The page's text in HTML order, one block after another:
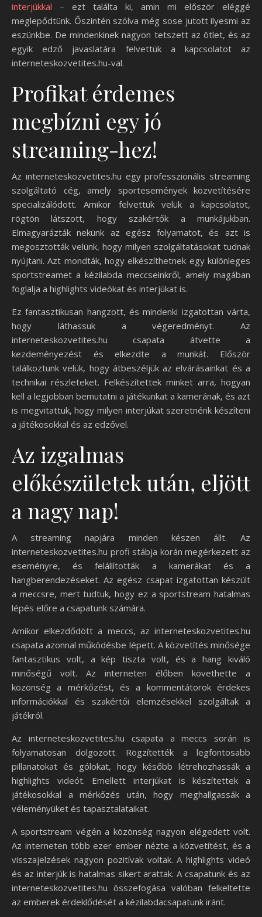
interjúkkal – ezt találta ki, amin mi először eléggé
meglepődtünk. Őszintén szólva még sose jutott ilyesmi az
eszünkbe. De mindenkinek nagyon tetszett az ötlet, és az
egyik edző javaslatára felvettük a kapcsolatot az
interneteskozvetites.hu-val.
Profikat érdemes
megbízni egy jó
streaming-hez!
Az interneteskozvetites.hu egy professzionális streaming
szolgáltató cég, amely sportesemények közvetítésére
specializálódott. Amikor felvettük velük a kapcsolatot,
rögtön látszott, hogy szakértők a munkájukban.
Elmagyarázták nekünk az egész folyamatot, és azt is
megosztották velünk, hogy milyen szolgáltatásokat tudnak
nyújtani. Azt mondták, hogy elkészíthetnek egy különleges
sportstreamet a kézilabda meccseinkről, amely magában
foglalja a highlights videókat és interjúkat is.
Ez fantasztikusan hangzott, és mindenki izgatottan várta,
hogy láthassuk a végeredményt. Az
interneteskozvetites.hu csapata átvette a
kezdeményezést és elkezdte a munkát. Először
találkoztunk velük, hogy átbeszéljük az elvárásainkat és a
technikai részleteket. Felkészítettek minket arra, hogyan
kell a legjobban bemutatni a játékunkat a kamerának, és azt
is megvitattuk, hogy milyen interjúkat szeretnénk készíteni
a játékosokkal és az edzővel.
Az izgalmas
előkészületek után, eljött
a nagy nap!
A streaming napjára minden készen állt. Az
interneteskozvetites.hu profi stábja korán megérkezett az
eseményre, és felállították a kamerákat és a
hangberendezéseket. Az egész csapat izgatottan készült
a meccsre, mert tudtuk, hogy ez a sportstream hatalmas
lépés előre a csapatunk számára.
Amikor elkezdődött a meccs, az interneteskozvetites.hu
csapata azonnal működésbe lépett. A közvetítés minősége
fantasztikus volt, a kép tiszta volt, és a hang kiváló
minőségű volt. Az interneten élőben követhette a
közönség a mérkőzést, és a kommentátorok érdekes
információkkal és szakértői elemzésekkel szolgáltak a
játékról.
Az interneteskozvetites.hu csapata a meccs során is
folyamatosan dolgozott. Rögzítették a legfontosabb
pillanatokat és gólokat, hogy később létrehozhassák a
highlights videót. Emellett interjúkat is készítettek a
játékosokkal a mérkőzés után, hogy meghallgassák a
véleményüket és tapasztalataikat.
A sportstream végén a közönség nagyon elégedett volt.
Az interneten több ezer ember nézte a közvetítést, és a
visszajelzések nagyon pozitívak voltak. A highlights videó
és az interjúk is hatalmas sikert arattak. A csapatunk és az
interneteskozvetites.hu összefogása valóban felkeltette
az emberek érdeklődését a kézilabdacsapatunk iránt.